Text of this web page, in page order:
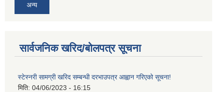
अन्य
सार्वजनिक खरिद/बोलपत्र सूचना
स्टेस्नरी सामग्री खरिद सम्बन्धी दरभाउपत्र आह्वान गरिएको सूचना!
मिति: 04/06/2023 - 16:15